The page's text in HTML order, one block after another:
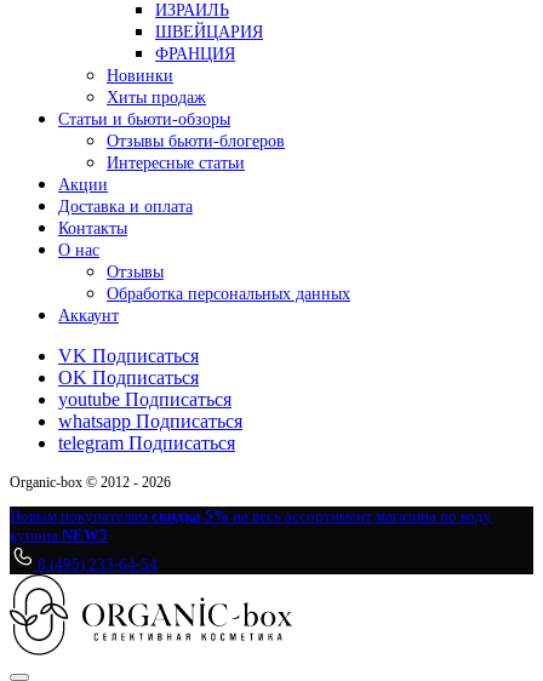
ИЗРАИЛЬ
ШВЕЙЦАРИЯ
ФРАНЦИЯ
Новинки
Хиты продаж
Статьи и бьюти-обзоры
Отзывы бьюти-блогеров
Интересные статьи
Акции
Доставка и оплата
Контакты
О нас
Отзывы
Обработка персональных данных
Аккаунт
VK Подписаться
OK Подписаться
youtube Подписаться
whatsapp Подписаться
telegram Подписаться
Organic-box © 2012 - 2026
Новым покупателям скидка 5% на весь ассортимент магазина по коду
купона NEW5
8 (495) 233-64-54